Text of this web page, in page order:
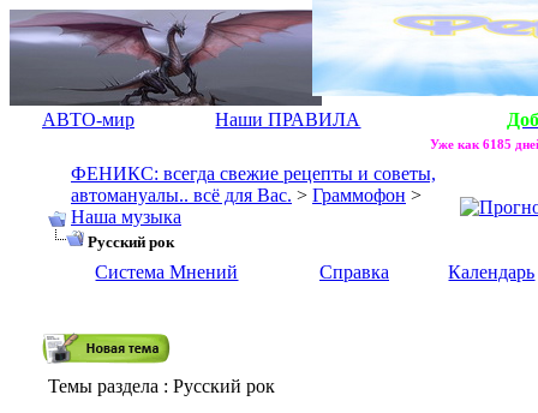
АВТО-мир Наши ПРАВИЛА
Уже как 6185
ФЕНИКС: всегда свежие рецепты и советы,
автомануалы.. всё для Вас. > Граммофон >
Наша музыка
Русский рок
Система Мнений Справка Календарь
Темы раздела : Русский рок